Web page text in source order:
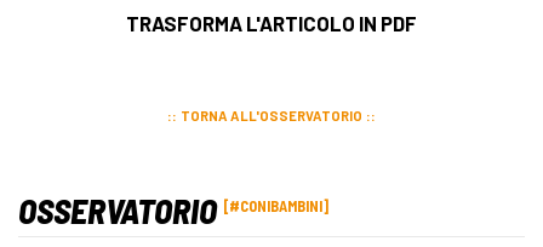
TRASFORMA L'ARTICOLO IN PDF
TORNA ALL'OSSERVATORIO
OSSERVATORIO #CONIBAMBINI